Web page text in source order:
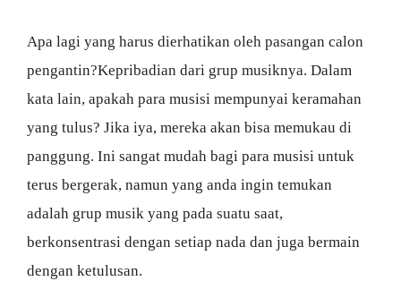
Apa lagi yang harus dierhatikan oleh pasangan calon
pengantin?Kepribadian dari grup musiknya. Dalam
kata lain, apakah para musisi mempunyai keramahan
yang tulus? Jika iya, mereka akan bisa memukau di
panggung. Ini sangat mudah bagi para musisi untuk
terus bergerak, namun yang anda ingin temukan
adalah grup musik yang pada suatu saat,
berkonsentrasi dengan setiap nada dan juga bermain
dengan ketulusan.